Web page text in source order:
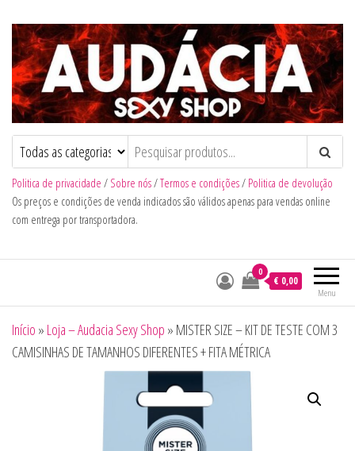
Audacia Sexy Shop
Politica de privacidade / Sobre nós/Termos e condições/ Politica de devolução
Os preços e condições de venda indicados são válidos apenas para vendas online
com entrega por transportadora.
Menu
0
€ 0,00
Início » Loja – Audacia Sexy Shop » MISTER SIZE – KIT DE TESTE COM 3
CAMISINHAS DE TAMANHOS DIFERENTES + FITA MÉTRICA